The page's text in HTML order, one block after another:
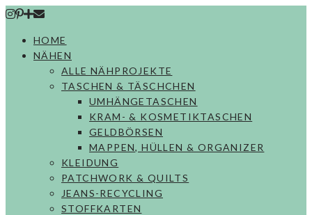
Skip
contentHOME
NÄHEN
ALLE NÄHPROJEKTE
TASCHEN & TÄSCHCHEN
UMHÄNGETASCHEN
KRAM- & KOSMETIKTASCHEN
GELDBÖRSEN
MAPPEN, HÜLLEN & ORGANIZER
KLEIDUNG
PATCHWORK & QUILTS
JEANS-RECYCLING
STOFFKARTEN